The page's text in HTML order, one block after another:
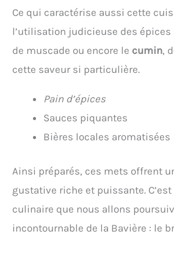
Ce qui caractérise aussi cette
l’utilisation judicieuse des épices
de muscade ou encore le cumin,
cette saveur si particulière.
Pain d’épices
Sauces piquantes
Bières locales aromatisées
Ainsi préparés, ces mets offrent
gustative riche et puissante. C’est
culinaire que nous allons
incontournable de la Bavière : le